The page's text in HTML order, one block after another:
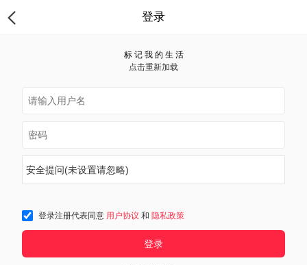
登录
标 记 我 的 生 活
点击重新加载
安全提问(未设置请忽略)
登录注册代表同意 用户协议 和 隐私政策
登录